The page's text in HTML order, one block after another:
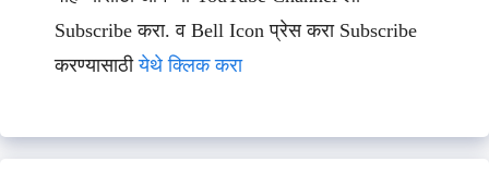
Subscribe करा. व Bell Icon प्रेस करा Subscribe
करण्यासाठीयेथे क्लिक करा